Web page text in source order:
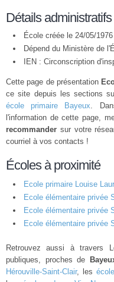
Détails
École créée le 24/05/1976
Dépend du Ministère de
IEN : Circonscription
Cette page de présentation
ce site depuis les sections
école primaire Bayeux.
l'information de cette page,
recommander sur votre
courriel à vos contacts !
Écoles à proximité
Ecole primaire Louise
Ecole élémentaire privée
Ecole élémentaire privée
Ecole élémentaire privée
Retrouvez aussi à travers
publiques, proches de
Hérouville-Saint-Clair, les